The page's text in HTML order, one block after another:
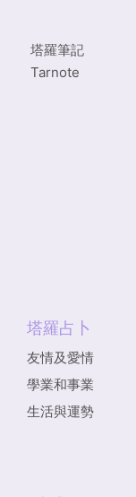
塔羅筆記
Tarnote
塔羅占卜
友情及愛情
學業和事業
生活與運勢